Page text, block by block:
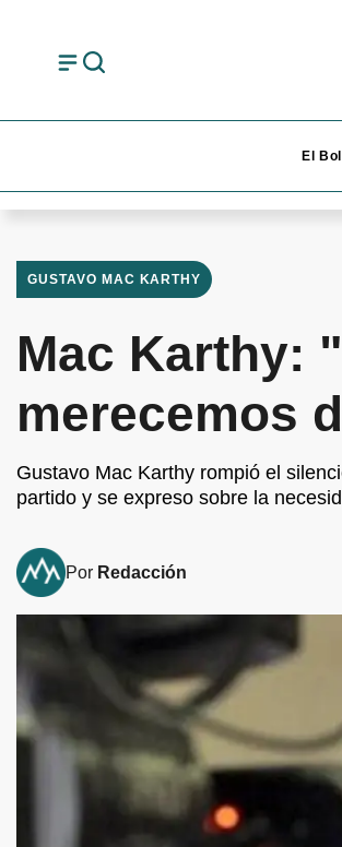
El
GUSTAVO MAC KARTHY
Mac Karthy:
merecemos
Gustavo Mac Karthy rompió el
partido y se expreso sobre la
Por Redacción